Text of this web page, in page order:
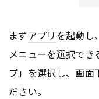
まずアプリ を起動し
メニューを選択でき
プ」を選択し、画面
ださい。